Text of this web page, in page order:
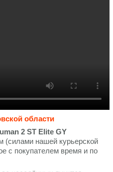
области
2 ST Elite GY
(силами нашей курьерской
с покупателем время и по